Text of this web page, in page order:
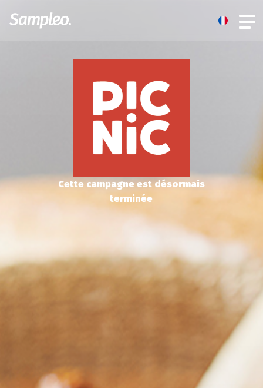
Cette campagne est désormais
terminée